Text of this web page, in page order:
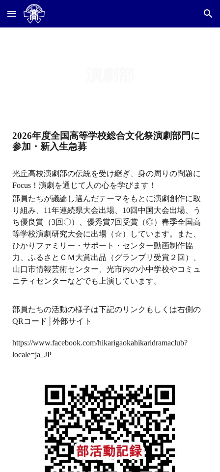
Skip to main content Skip to navigation
2026年度全国高等学校総合文化祭演劇部門に
参加・新入生急募
光丘高校演劇部の伝統を受け継ぎ、身の周りの問題に
Focus！演劇を通じて人の心を学びます！
部員たちが議論し選んだテーマをもとに演劇創作に取
り組み、11年連続県大会出場、10回中国大会出場、う
ち優良賞（3回〇）、優秀賞7回受賞（◎）春季全国高
等学校演劇研究大会に出場（☆）しています。また、
ひかりファミリー・サポート・センター動画制作協
力、ふるさとＣＭ大賞出品（グランプリ受賞２回）、
山口市情報芸術センター、光市内の小中学校やコミュ
ニティセンターなどでも上演しています。
部員たちの活動の様子は下記のリンクもしくは右側の
QRコード│外部サイト
https://www.facebook.com/hikarigaokahikaridramaclub?
locale=ja_JP